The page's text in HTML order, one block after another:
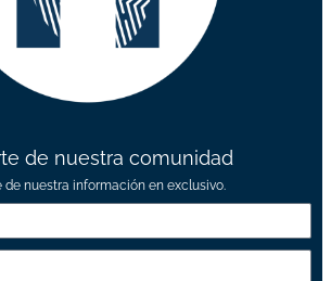
de nuestra comunidad
de nuestra información en exclusivo.